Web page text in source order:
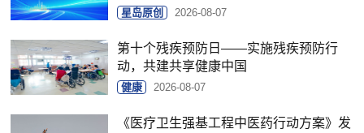
星岛原创 2026-08-07
第十个残疾预防日——实施残疾预防行
动，共建共享健康中国
健康 2026-08-07
《医疗卫生强基工程中医药行动方案》发